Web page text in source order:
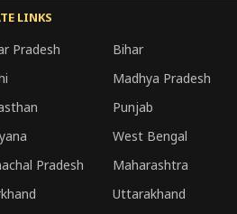
LINKS
Pradesh
Bihar
Madhya Pradesh
Punjab
West Bengal
Pradesh
Maharashtra
Uttarakhand